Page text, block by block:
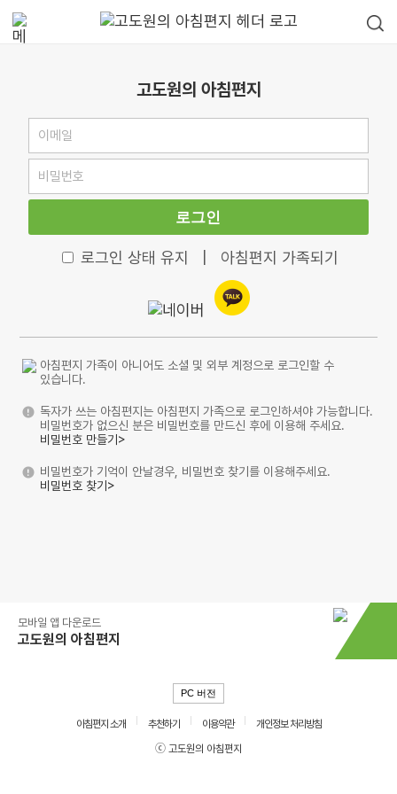
고도원의 아침편지
로그인
로그인 상태 유지 아침편지 가족되기
아침편지 가족이 아니어도 소셜 및 외부 계정으로 로그인할 수
있습니다.
독자가 쓰는 아침편지는 아침편지 가족으로 로그인하셔야 가능합니다.
비밀번호가 없으신 분은 비밀번호를 만드신 후에 이용해 주세요.
비밀번호 만들기>
비밀번호가 기억이 안날경우, 비밀번호 찾기를 이용해주세요.
비밀번호 찾기>
모바일 앱 다운로드
고도원의 아침편지
PC 버전
아침편지 소개 추천하기 이용약관
개인정보 처리방침
ⓒ 고도원의 아침편지